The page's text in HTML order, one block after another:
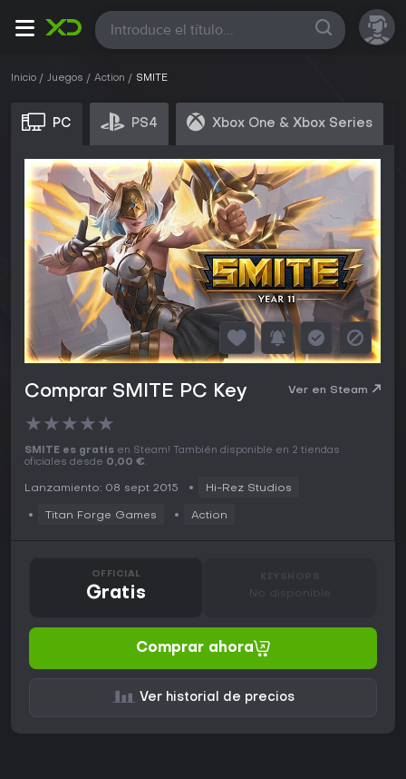
Todas
Inicio Juegos Action SMITE
PC PS4 Xbox One & Xbox Series
Comprar SMITE PC Key Ver en Steam
★★★★★
SMITE es gratis en Steam! También disponible en 2 tiendas
oficiales desde 0,00 €.
Lanzamiento: 08 sept 2015 Hi-Rez Studios
Titan Forge Games Action
OFFICIAL
Gratis No disponible
Comprar ahora
Ver historial de precios